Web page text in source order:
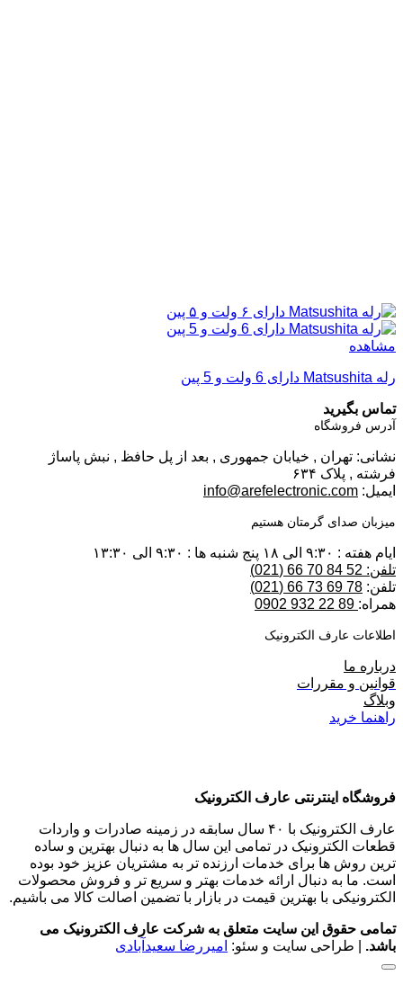
مشاهده
رله Matsushita دارای 6 ولت و 5 پین
تماس بگیرید
آدرس فروشگاه
نشانی: تهران , خیابان جمهوری , بعد از پل حافظ , نبش پاساژ
فرشته , پلاک ۶۳۴
ایمیل: info@arefelectronic.com
میزبان صدای گرمتان هستیم
ایام هفته : ۹:۳۰ الی ۱۸ پنج شنبه ها : ۹:۳۰ الی ۱۳:۳۰
تلفن: 52 84 70 66 (021)
تلفن: 78 69 73 66 (021)
همراه:
اطلاعات عارف الکترونیک
درباره ما
قوانین و مقررات
وبلاگ
راهنما خرید
فروشگاه اینترنتی عارف الکترونیک
عارف الکترونیک با ۴۰ سال سابقه در زمینه صادرات و واردات
قطعات الکترونیک در تمامی این سال ها به دنبال بهترین و ساده
ترین روش ها برای خدمات ارزنده تر به مشتریان عزیز خود بوده
است. ما به دنبال ارائه خدمات بهتر و سریع تر و فروش محصولات
الکترونیکی با بهترین قیمت در بازار با تضمین اصالت کالا می باشیم.
تمامی حقوق این سایت متعلق به شرکت عارف الکترونیک می
باشد. | طراحی سایت و سئو: امیررضا سعیدآبادی